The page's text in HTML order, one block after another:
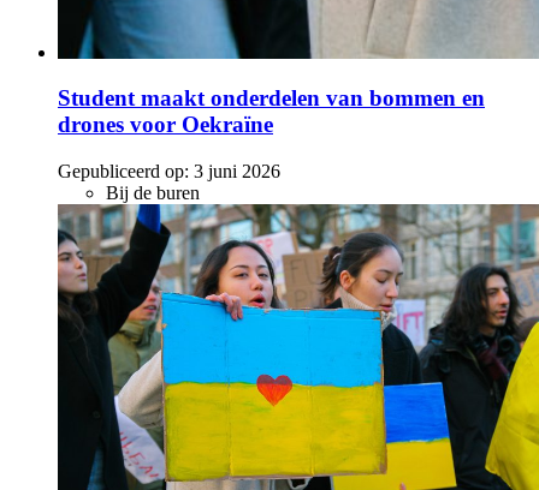
Student maakt onderdelen van bommen en
drones voor Oekraïne
Gepubliceerd op: 3 juni 2026
Bij de buren